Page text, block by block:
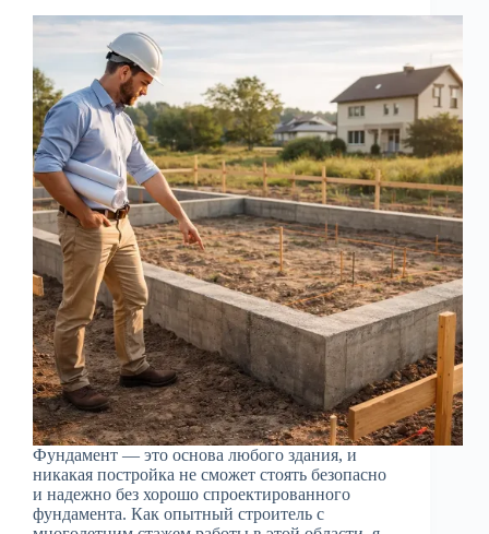
Фундамент — это основа любого здания, и
никакая постройка не сможет стоять безопасно
и надежно без хорошо спроектированного
фундамента. Как опытный строитель с